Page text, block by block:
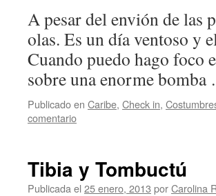
A pesar del envión de las
olas. Es un día ventoso y
Cuando puedo hago foco
sobre una enorme
Publicado en Caribe, Check in,
comentario
Tibia y Tombuctú
Publicada el 25 enero, 2013 porCarolina